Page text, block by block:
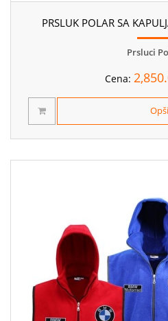
PRSLUK POLAR SA
Prsluci
Cena: